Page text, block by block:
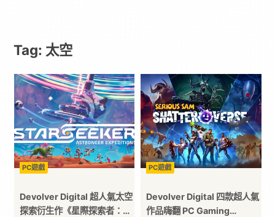
動
漫
二
次
元
Tag: 太空
PC遊戲
Devolver Digital 超人氣太空
探索衍生作《星際探索者：異
PC遊戲
Devolver Digital 四款超人氣
作品嗨翻 PC Gaming